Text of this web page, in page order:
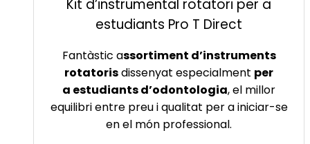
Kit d’instrumental rotatori per a
estudiants Pro T Direct
Fantàstic assortiment d’instruments
rotatorisdissenyat especialment per
a estudiants d’odontologia, el millor
equilibri entre preu i qualitat per a iniciar-se
en el món professional.